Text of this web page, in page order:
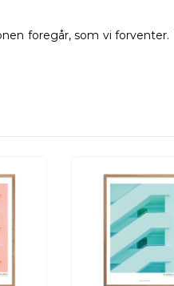
foregår, som vi